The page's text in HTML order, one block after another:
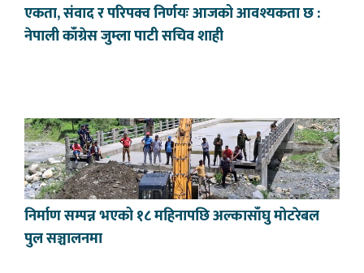
एकता, संवाद र परिपक्व निर्णयः आजको आवश्यकता छ :
नेपाली काँग्रेस जुम्ला पाटी सचिव शाही
निर्माण सम्पन्न भएको १८ महिनापछि अल्कासाँघु मोटरेबल
पुल सञ्चालनमा